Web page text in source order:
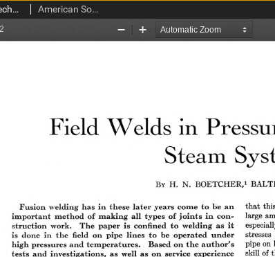
Transactions of the American Society of Mechanical Engineers FSP 56-1 (1934) American Society of Mechanical Engineers